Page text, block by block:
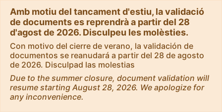
Amb motiu del tancament d'estiu, la validació
de documents es reprendrà a partir del 28
d'agost de 2026. Disculpeu les molèsties.
Con motivo del cierre de verano, la validación de
documentos se reanudará a partir del 28 de agosto
de 2026. Disculpad las molestias
Due to the summer closure, document validation will
resume starting August 28, 2026. We apologize for
any inconvenience.